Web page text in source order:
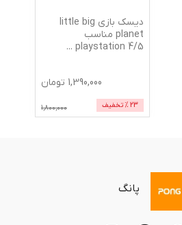
دیسک بازی little big
planet مناسب
5/playstation 4
...
1,390,000 تومان
23 % تخفیف 1,800,000
پانگ